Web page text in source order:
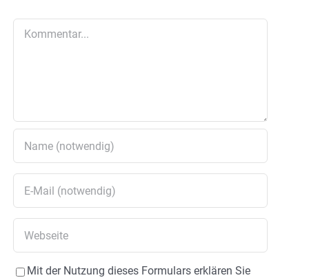
Mit der Nutzung dieses Formulars erklären Sie